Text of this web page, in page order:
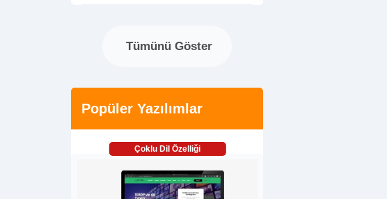
Tümünü Göster
Popüler Yazılımlar
Çoklu Dil Özelliği